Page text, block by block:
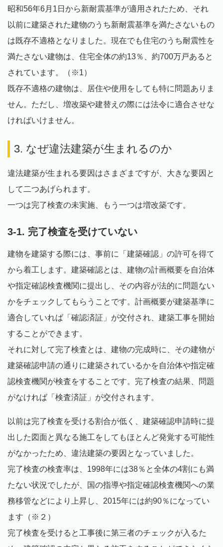
昭和56年6月1日から新耐震基準が適用されたため、それ
以前に建築された建物のうち新耐震基準を満たさないもの
は既存不適格となりました。現在でも住宅のうち耐震性を
満たさない建物は、住宅全体の約13％、約700万戸あると
されています。（※1）
既存不適格の建物は、居住や使用をしても特に問題ありま
せん。ただし、増改築や建替えの際には法令に適合させな
ければいけません。
3. なぜ違法建築が生まれるのか
違法建築が生まれる要因はさまざまですが、大きな要因と
して二つあげられます。
一つは完了検査の未実施、もう一つは増改築です。
3-1. 完了検査を受けていない
建物を建築する際には、事前に「建築確認」の許可を得て
から着工します。建築確認とは、建物の計画概要を自治体
や指定確認検査機関に提出し、その内容が法的に問題ない
かをチェックしてもらうことです。計画概要が建築基準に
適合していれば「確認済証」が交付され、建築工事を開始
することができます。
それに対して完了検査とは、建物の完成時に、その建物が
建築確認申請の通りに建築されているかを自治体や指定確
認検査機関が検査をすることです。完了検査の結果、問題
がなければ「検査済証」が交付されます。
以前は完了検査を受ける割合が低く、建築確認申請時に提
出した図面と異なる施工をしてもほとんど発覚する可能性
がなかったため、違法建築の要因となっていました。
完了検査の検査率は、1998年には38％と全体の4割にも満
たない状況でしたが、国の指導や指定確認検査機関への業
務移管などにより上昇し、2015年には約90％になってい
ます（※２）
完了検査を受けると工事後に第三者のチェックが入るた